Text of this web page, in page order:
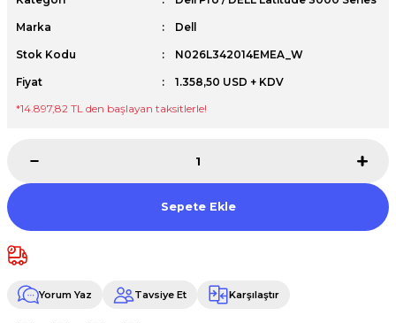
/ XPS+GPU
Marka Dell
Stok Kodu N026L342014EMEA_W
Fiyat
1.358,50 USD + KDV
*14.897,82 TL den başlayan taksitlerle!
Sepete Ekle
Yorum Yaz Tavsiye Et Karşılaştır